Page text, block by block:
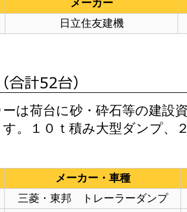
メーカー
日立住友建機
は荷台に砂・砕石等の建設
。１０ｔ積み大型ダンプ、
メーカー・車種
三菱・東邦 トレーラーダンプ